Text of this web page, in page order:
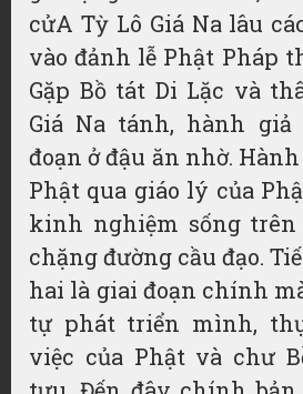
cửA Tỳ Lô Giá Na lâu
vào đảnh lễ Phật Pháp
Gặp Bồ tát Di Lặc và
Giá Na tánh, hành
đoạn ở đậu ăn nhờ.
Phật qua giáo lý của
kinh nghiệm sống
chặng đường cầu đạo.
hai là giai đoạn chính
tự phát triển mình,
việc của Phật và chư